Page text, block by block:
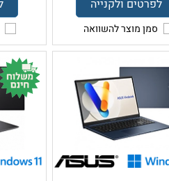
לפרטים ולקנייה
סמן מוצר להשוואה